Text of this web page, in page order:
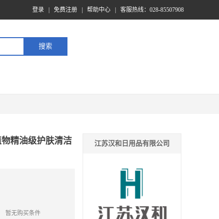
登录 免费注册 帮助中心 客服热线：028-85507908
精油级护肤清洁
暂无购买条件
江苏汉和日用品有限公司